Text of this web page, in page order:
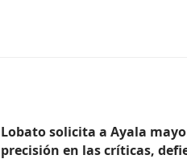
Lobato solicita a Ayala
precisión en las críticas,